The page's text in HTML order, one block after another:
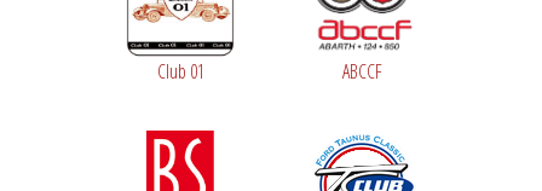
Club 01 ABCCF